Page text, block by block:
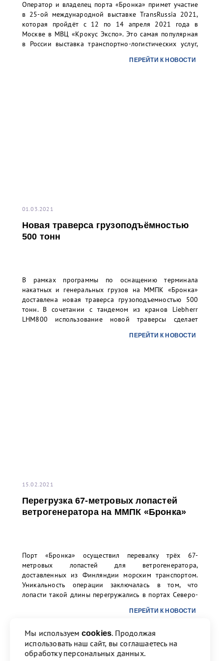
ПЕРЕЙТИ К НОВОСТИ
Оператор и владелец порта «Бронка» примет участие
в 25-ой международной выставке TransRussia 2021,
которая пройдёт с 12 по 14 апреля 2021 года в
Москве в МВЦ «Крокус Экспо». Это самая популярная
в России выставка транспортно-логистических услуг,
ПЕРЕЙТИ К НОВОСТИ
01.03.2021
Новая траверса грузоподъёмностью
500 тонн
В рамках программы по оснащению терминала
накатных и генеральных грузов на ММПК «Бронка»
доставлена новая траверса грузоподъемностью 500
тонн. В сочетании с тандемом из кранов Liebherr
LHM800 использование новой траверсы сделает
грузовых единиц весом до 500 тонн, что особенно
ПЕРЕЙТИ К НОВОСТИ
15.02.2021
Перегрузка 67-метровых лопастей
ветрогенератора на ММПК «Бронка»
Порт «Бронка» осуществил перевалку трёх 67-
метровых лопастей для ветрогенератора,
доставленных из Финляндии морским транспортом.
Уникальность операции заключалась в том, что
лопасти такой длины перегружались в портах Северо-
ПЕРЕЙТИ К НОВОСТИ
Назад 1 2 3 4 17 Вперед
Мы используем cookies. Продолжая
использовать наш сайт, вы соглашаетесь на
обработку персональных данных.